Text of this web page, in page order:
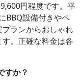
円程度です。平
BBQ設備付きやペ
ランからおしゃれ
。正確な料金は各
すか？